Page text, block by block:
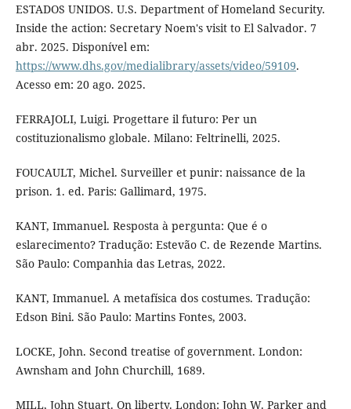
ESTADOS UNIDOS. U.S. Department of Homeland Security.
Inside the action: Secretary Noem's visit to El Salvador. 7
abr. 2025. Disponível em:
https://www.dhs.gov/medialibrary/assets/video/59109.
Acesso em: 20 ago. 2025.
FERRAJOLI, Luigi. Progettare il futuro: Per un
costituzionalismo globale. Milano: Feltrinelli, 2025.
FOUCAULT, Michel. Surveiller et punir: naissance de la
prison. 1. ed. Paris: Gallimard, 1975.
KANT, Immanuel. Resposta à pergunta: Que é o
eslarecimento? Tradução: Estevão C. de Rezende Martins.
São Paulo: Companhia das Letras, 2022.
KANT, Immanuel. A metafísica dos costumes. Tradução:
Edson Bini. São Paulo: Martins Fontes, 2003.
LOCKE, John. Second treatise of government. London:
Awnsham and John Churchill, 1689.
MILL, John Stuart. On liberty. London: John W. Parker and